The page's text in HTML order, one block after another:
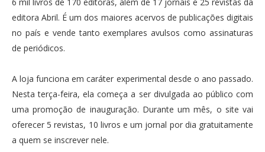
editora Abril. É um dos maiores acervos de publicações digitais
no país e vende tanto exemplares avulsos como assinaturas
de periódicos.
A loja funciona em caráter experimental desde o ano passado.
Nesta terça-feira, ela começa a ser divulgada ao público com
uma promoção de inauguração. Durante um mês, o site vai
oferecer 5 revistas, 10 livros e um jornal por dia gratuitamente
a quem se inscrever nele.